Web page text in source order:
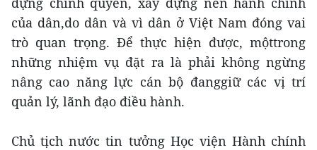
của dân,do dân và vì dân ở Việt Nam đóng vai
trò quan trọng. Để thực hiện được, mộttrong
những nhiệm vụ đặt ra là phải không ngừng
nâng cao năng lực cán bộ đanggiữ các vị trí
quản lý, lãnh đạo điều hành.
Chủ tịch nước tin tưởng Học viện Hành chính